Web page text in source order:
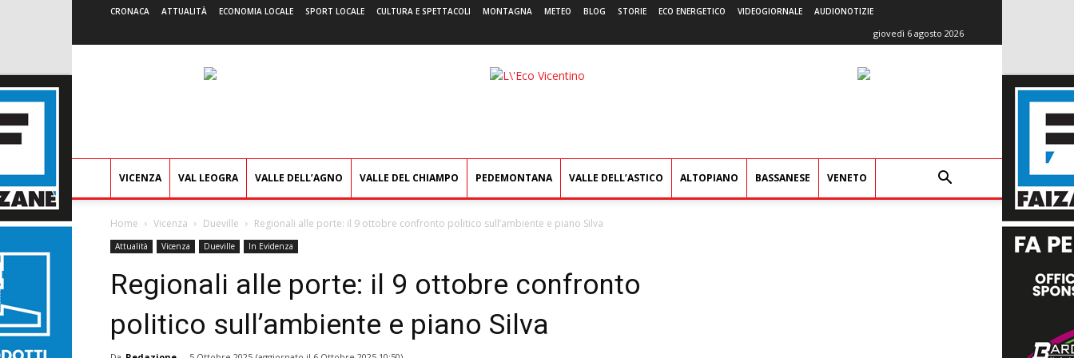
CRONACA ATTUALITÀ ECONOMIA LOCALE SPORT LOCALE CULTURA E SPETTACOLI MONTAGNA METEO BLOG STORIE ECO ENERGETICO VIDEOGIORNALE AUDIONOTIZIE
giovedì 6 agosto 2026
L'Eco
VICENZA VAL LEOGRA VALLE DELL’AGNO VALLE DEL CHIAMPO PEDEMONTANA VALLE DELL’ASTICO ALTOPIANO BASSANESE VENETO
Home Vicenza Dueville Regionali alle porte: il 9 ottobre confronto politico sull’ambiente e piano Silva
Attualità Vicenza Dueville In Evidenza
Regionali alle porte: il 9 ottobre confronto
politico sull’ambiente e piano Silva